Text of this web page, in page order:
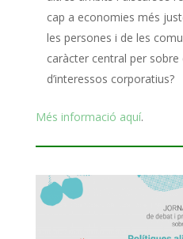
cap a economies més
les persones i de les
caràcter central per sobre
d’interessos corporatius?
Més informació aquí.